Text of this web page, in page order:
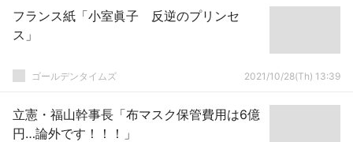
フランス紙「小室眞子 反逆のプリンセ
ス」
ゴールデンタイムズ 2021/10/28(Th) 13:39
立憲・福山幹事長「布マスク保管費用は6億
円…論外です！！！」